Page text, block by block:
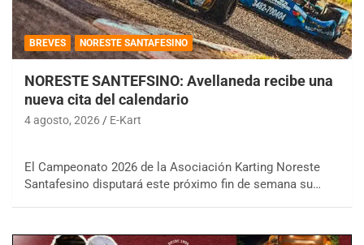
BREVES NORESTE SANTAFESINO
NORESTE SANTEFSINO: Avellaneda recibe una
nueva cita del calendario
4 agosto, 2026 E-Kart
El Campeonato 2026 de la Asociación Karting Noreste
Santafesino disputará este próximo fin de semana su…